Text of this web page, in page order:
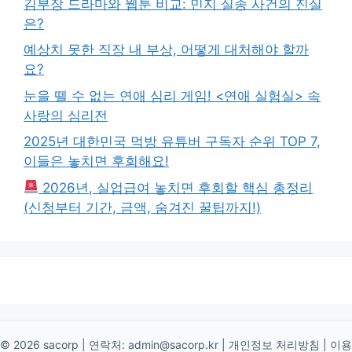
김부장 드라마와 웹툰 비교: 민지 실종 사건의 진실
은?
예상치 못한 직장 내 부상, 어떻게 대처해야 할까
요?
눈을 뗄 수 없는 연애 심리 게임! <연애 실험실> 속
사랑의 심리전
2025년 대한민국 먹방 유튜버 구독자 순위 TOP 7,
이들은 놓치면 후회해요!
2026년, 실업급여 놓치면 후회할 핵심 총정리
(신청부터 기간, 금액, 숨겨진 꿀팁까지!)
© 2026 sacorp | 연락처: admin@sacorp.kr 개인정보 처리방침 이용